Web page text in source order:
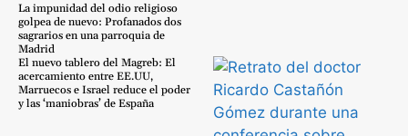
La impunidad del odio religioso
golpea de nuevo: Profanados dos
sagrarios en una parroquia de
Madrid
El nuevo tablero del Magreb: El
acercamiento entre EE.UU,
Marruecos e Israel reduce el poder
y las ‘maniobras’ de España